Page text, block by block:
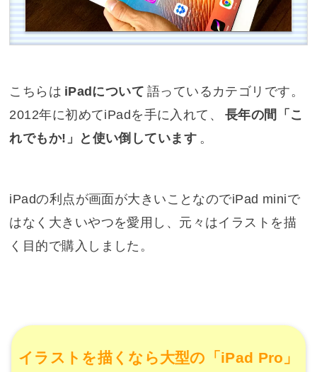
こちらは iPadについて 語っているカテゴリです。
2012年に初めてiPadを手に入れて、
長年の間「こ
れでもか!」と使い倒しています 。
iPadの利点が画面が大きいことなのでiPad miniで
はなく大きいやつを愛用し、元々はイラストを描
く目的で購入しました。
イラストを描くなら大型の「iPad Pro」